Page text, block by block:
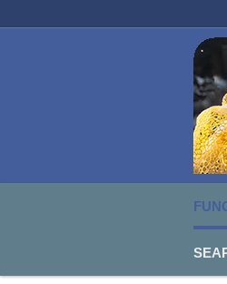
Sketchbook5,
Sketchbook5, 스